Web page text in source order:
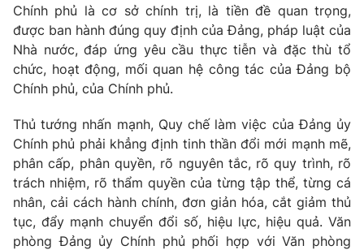
Chính phủ là cơ sở chính trị, là tiền đề quan trọng,
được ban hành đúng quy định của Đảng, pháp luật của
Nhà nước, đáp ứng yêu cầu thực tiễn và đặc thù tổ
chức, hoạt động, mối quan hệ công tác của Đảng bộ
Chính phủ, của Chính phủ.
Thủ tướng nhấn mạnh, Quy chế làm việc của Đảng ủy
Chính phủ phải khẳng định tinh thần đổi mới mạnh mẽ,
phân cấp, phân quyền, rõ nguyên tắc, rõ quy trình, rõ
trách nhiệm, rõ thẩm quyền của từng tập thể, từng cá
nhân, cải cách hành chính, đơn giản hóa, cắt giảm thủ
tục, đẩy mạnh chuyển đổi số, hiệu lực, hiệu quả. Văn
phòng Đảng ủy Chính phủ phối hợp với Văn phòng